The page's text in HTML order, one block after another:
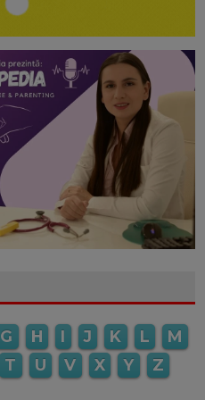
G H I J K L
M
T U V X Y Z